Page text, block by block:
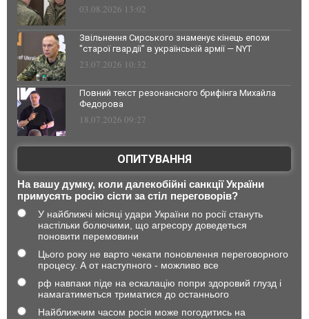
03.08.2026 13:02
Звільнення Сирського знаменує кінець епохи
"старої гвардії" в українській армії — NYT
23.07.2026 10:32
Повний текст резонансного брифінга Михайла
Федорова
18.07.2026 09:27
ОПИТУВАННЯ
На вашу думку, коли далекобійні санкції України
примусять росію сісти за стіл переговорів?
У найближчі місяці удари України по росії стануть
настільки болючими, що агресору доведеться
поновити перемовини
Цього року не варто чекати поновлення переговорного
процесу. А от наступного - можливо все
рф навпаки піде на ескалацію попри здоровий глузд і
намагатиметься триматися до останнього
Найближчим часом росія може погодитись на